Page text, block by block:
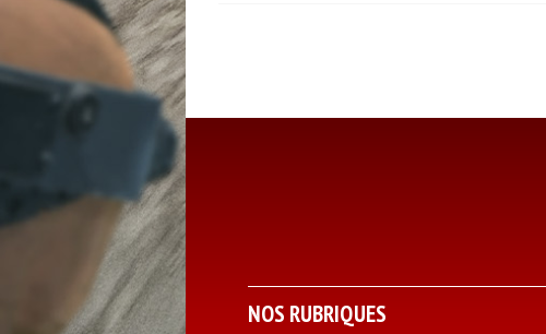
NOS RUBRIQUES